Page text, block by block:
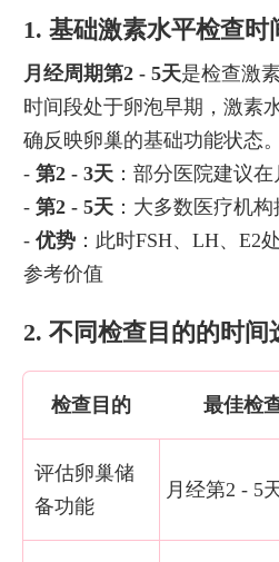
1. 基础激素水平检查时
月经周期第2 - 5天是检查激
时间段处于卵泡早期，激素
确反映卵巢的基础功能状态。
- 第2 - 3天：部分医院建议
- 第2 - 5天：大多数医疗机构
- 优势：此时FSH、LH、E2
参考价值
2. 不同检查目的的时间
检查目的 最佳检
评估卵巢储
备功能
月经第2 - 5